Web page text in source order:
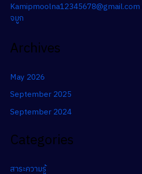
Kamipmoolna12345678@gmail.com
จมูก
Archives
May 2026
September 2025
September 2024
Categories
สาระความรู้